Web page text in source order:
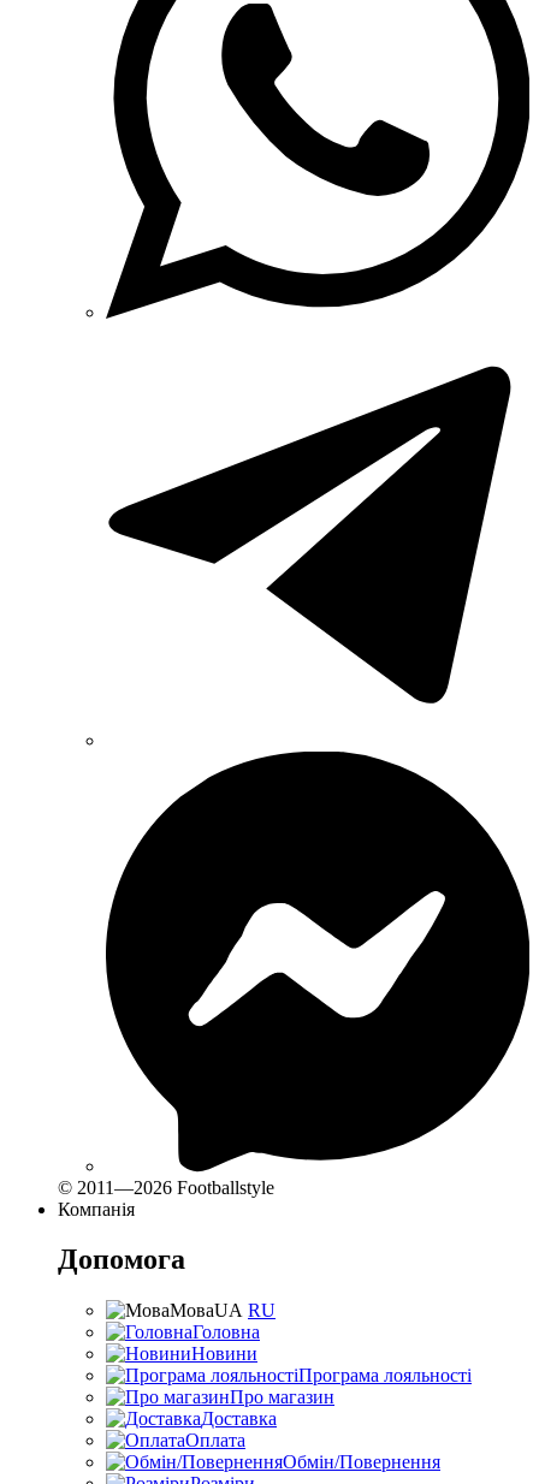
© 2011—2026 Footballstyle
Компанія
Допомога
МоваUA RU
Головна
Новини
Програма лояльності
Про магазин
Доставка
Оплата
Обмін/Повернення